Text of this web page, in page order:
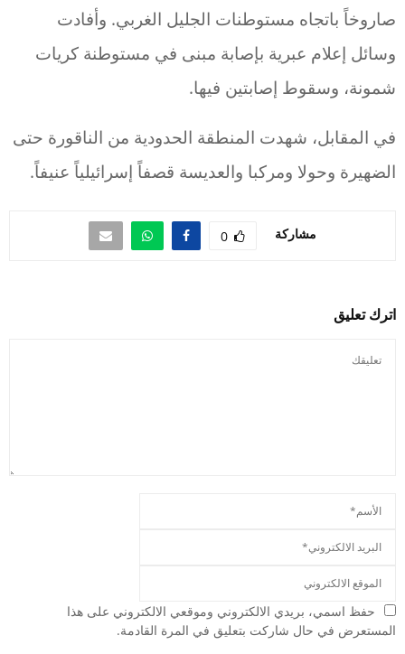
صاروخاً باتجاه مستوطنات الجليل الغربي. وأفادت
وسائل إعلام عبرية بإصابة مبنى في مستوطنة كريات
شمونة، وسقوط إصابتين فيها.
في المقابل، شهدت المنطقة الحدودية من الناقورة حتى
الضهيرة وحولا ومركبا والعديسة قصفاً إسرائيلياً عنيفاً.
مشاركة 0
اترك تعليق
حفظ اسمي، بريدي الالكتروني وموقعي الالكتروني على هذا
المستعرض في حال شاركت بتعليق في المرة القادمة.